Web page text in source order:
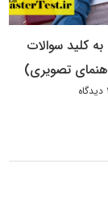
کلید سوالات